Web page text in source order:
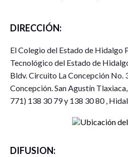
DIRECCIÓN:
El Colegio del Estado de Hidalgo
Tecnológico del Estado de
Bldv. Circuito La Concepción No.
Concepción. San Agustín
771) 138 30 79 y 138 30 80 ,
DIFUSION: